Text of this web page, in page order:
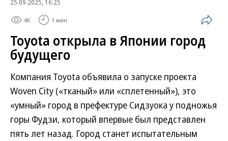
25.09.2025, 16:25
4K 1 мин.
Toyota открыла в Японии город
будущего
Компания Toyota объявила о запуске проекта
Woven City («тканый» или «сплетенный»), это
«умный» город в префектуре Сидзуока у подножья
горы Фудзи, который впервые был представлен
пять лет назад. Город станет испытательным